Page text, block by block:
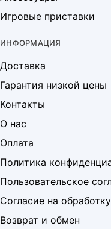
Игровые приставки
ИНФОРМАЦИЯ
Доставка
Гарантия низкой цены
Контакты
О нас
Оплата
Политика
Пользовательское
Согласие на
Возврат и обмен